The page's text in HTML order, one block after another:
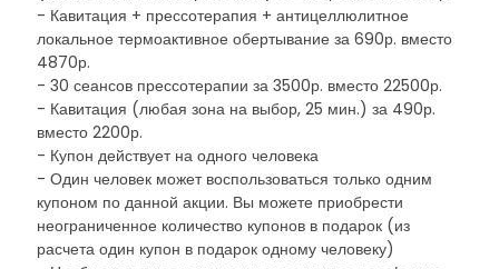
- Кавитация + прессотерапия + антицеллюлитное
локальное термоактивное обертывание за 690р. вместо
4870р.
- 30 сеансов прессотерапии за 3500р. вместо 22500р.
- Кавитация (любая зона на выбор, 25 мин.) за 490р.
вместо 2200р.
- Купон действует на одного человека
- Один человек может воспользоваться только одним
купоном по данной акции. Вы можете приобрести
неограниченное количество купонов в подарок (из
расчета один купон в подарок одному человеку)